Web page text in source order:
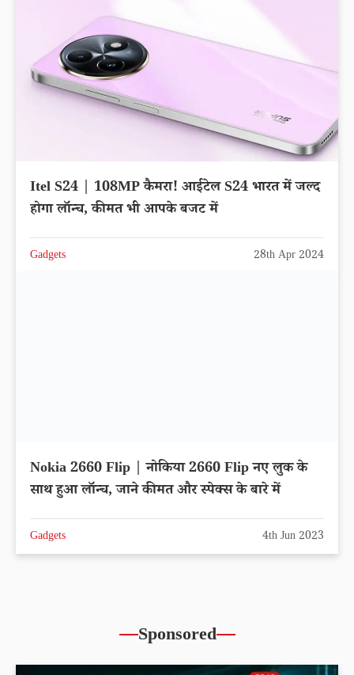
Itel S24 | 108MP कैमरा! आईटेल S24 भारत में जल्द
होगा लॉन्च, कीमत भी आपके बजट में
Gadgets 28th Apr 2024
Nokia 2660 Flip | नोकिया 2660 Flip नए लुक के
साथ हुआ लॉन्च, जाने कीमत और स्पेक्स के बारे में
Gadgets 4th Jun 2023
Sponsored